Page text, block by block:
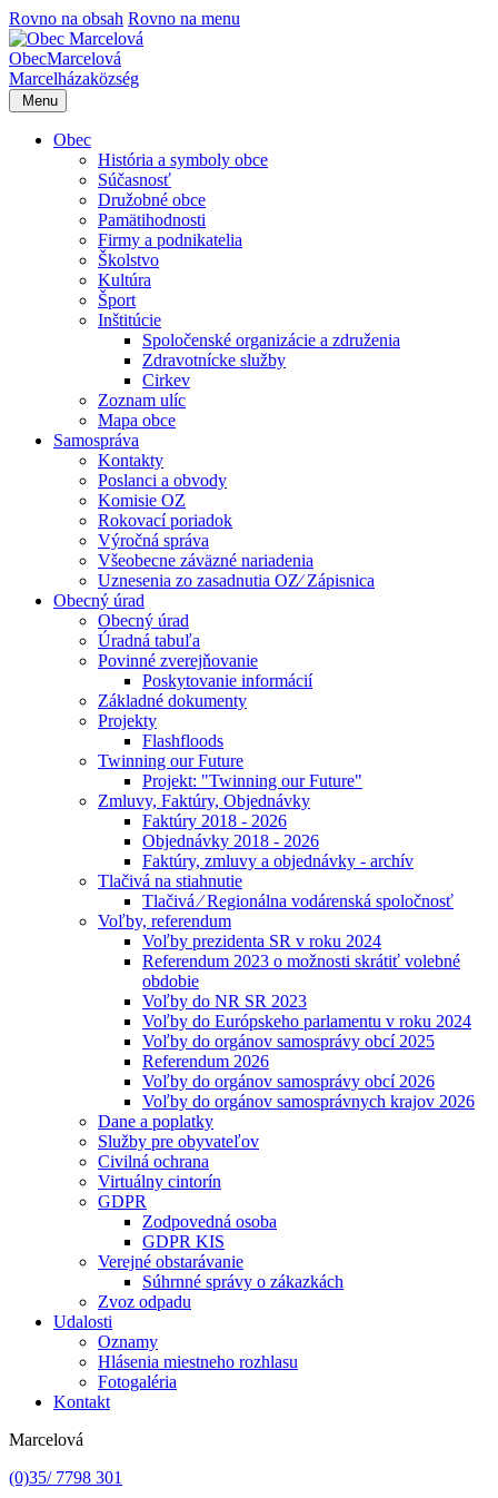
Rovno na obsah Rovno na menu
ObecMarcelová
Marcelházaközség
Menu
Obec
História a symboly obce
Súčasnosť
Družobné obce
Pamätihodnosti
Firmy a podnikatelia
Školstvo
Kultúra
Šport
Inštitúcie
Spoločenské organizácie a združenia
Zdravotnícke služby
Cirkev
Zoznam ulíc
Mapa obce
Samospráva
Kontakty
Poslanci a obvody
Komisie OZ
Rokovací poriadok
Výročná správa
Všeobecne záväzné nariadenia
Uznesenia zo zasadnutia OZ⁄ Zápisnica
Obecný úrad
Obecný úrad
Úradná tabuľa
Povinné zverejňovanie
Poskytovanie informácií
Základné dokumenty
Projekty
Flashfloods
Twinning our Future
Projekt: "Twinning our Future"
Zmluvy, Faktúry, Objednávky
Faktúry 2018 - 2026
Objednávky 2018 - 2026
Faktúry, zmluvy a objednávky - archív
Tlačivá na stiahnutie
Tlačivá ⁄ Regionálna vodárenská spoločnosť
Voľby, referendum
Voľby prezidenta SR v roku 2024
Referendum 2023 o možnosti skrátiť volebné
obdobie
Voľby do NR SR 2023
Voľby do Európskeho parlamentu v roku 2024
Voľby do orgánov samosprávy obcí 2025
Referendum 2026
Voľby do orgánov samosprávy obcí 2026
Voľby do orgánov samosprávnych krajov 2026
Dane a poplatky
Služby pre obyvateľov
Civilná ochrana
Virtuálny cintorín
GDPR
Zodpovedná osoba
GDPR KIS
Verejné obstarávanie
Súhrnné správy o zákazkách
Zvoz odpadu
Udalosti
Oznamy
Hlásenia miestneho rozhlasu
Fotogaléria
Kontakt
Marcelová
(0)35/ 7798 301